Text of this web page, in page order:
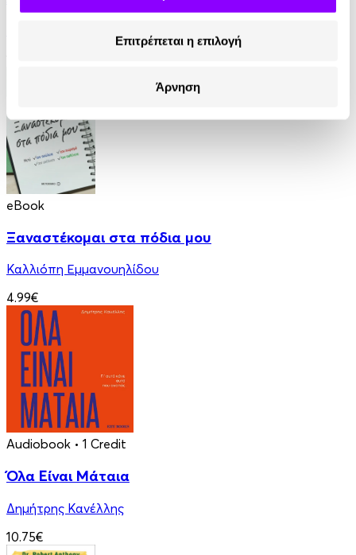
Επιτρέπεται η επιλογή
Άρνηση
eBook
Ξαναστέκομαι στα πόδια μου
Καλλιόπη Εμμανουηλίδου
4.99€
Audiobook • 1 Credit
Όλα Είναι Μάταια
Δημήτρης Κανέλλης
10.75€